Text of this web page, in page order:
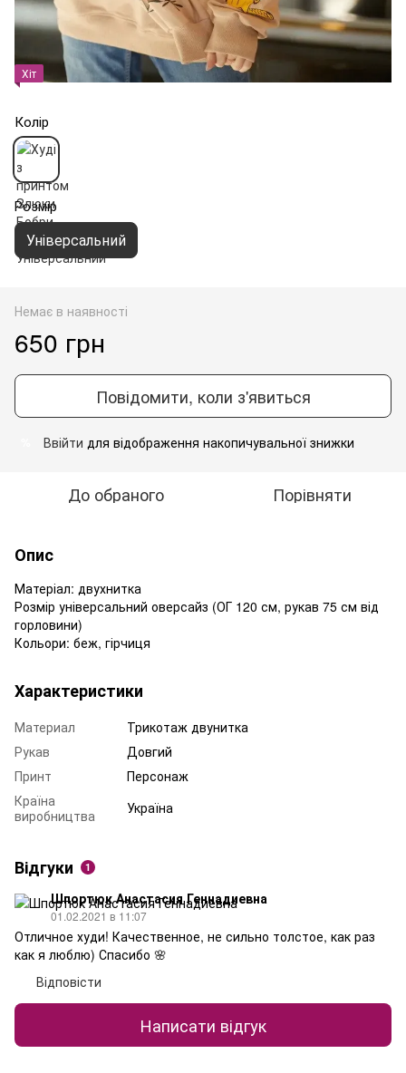
Хіт
Колір
Розмір
Універсальний
Немає в наявності
650 грн
Повідомити, коли з'явиться
Ввійти для відображення накопичувальної знижки
До обраного Порівняти
Опис
Матеріал: двухнитка
Розмір універсальний оверсайз (ОГ 120 см, рукав 75 см від
горловини)
Кольори: беж, гірчиця
Характеристики
Материал
Трикотаж двунитка
Рукав
Довгий
Принт
Персонаж
Країна
виробництва
Україна
Відгуки 1
Шпортюк Анастасия Геннадиевна
01.02.2021 в 11:07
Отличное худи! Качественное, не сильно толстое, как раз
как я люблю) Спасибо 🌸
Відповісти
Написати відгук